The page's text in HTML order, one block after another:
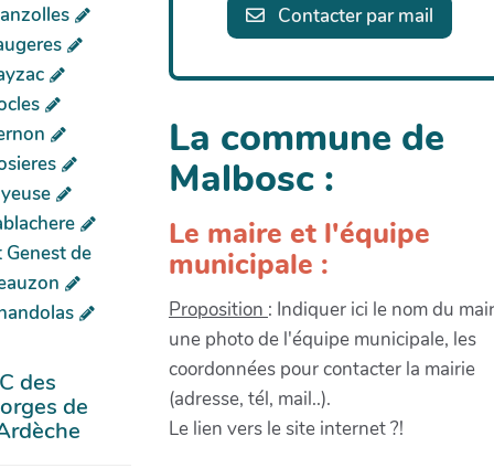
Genest de
des
de
Contacter par mail
La commune de
Malbosc :
Le maire et l'équipe
municipale :
Proposition : Indiquer ici le nom du
une photo de l'équipe municipale, les
coordonnées pour contacter la mairie
(adresse, tél, mail..).
Le lien vers le site internet ?!